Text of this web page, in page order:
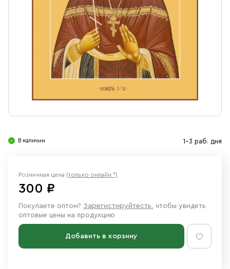
Ювелирные изделия
В наличии 1-3 раб. дня
Розничная цена (только онлайн *)
300 ₽
Покупаете оптом? Зарегистируйтесть, чтобы увидеть
оптовые цены на продукцию
Добавить в корзину